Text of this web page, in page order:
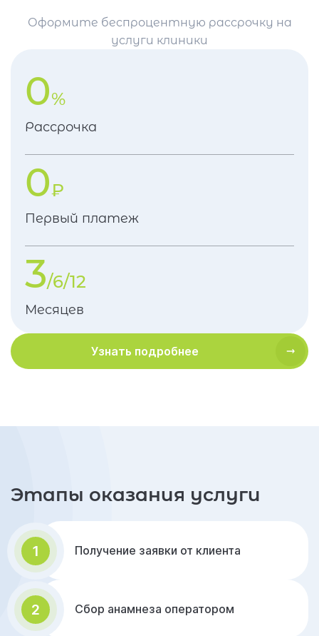
Оформите беспроцентную рассрочку на
услуги клиники
0%
Рассрочка
0₽
Первый платеж
3/6/12
Месяцев
Узнать подробнее
Этапы оказания услуги
1 Получение заявки от клиента
2 Сбор анамнеза оператором